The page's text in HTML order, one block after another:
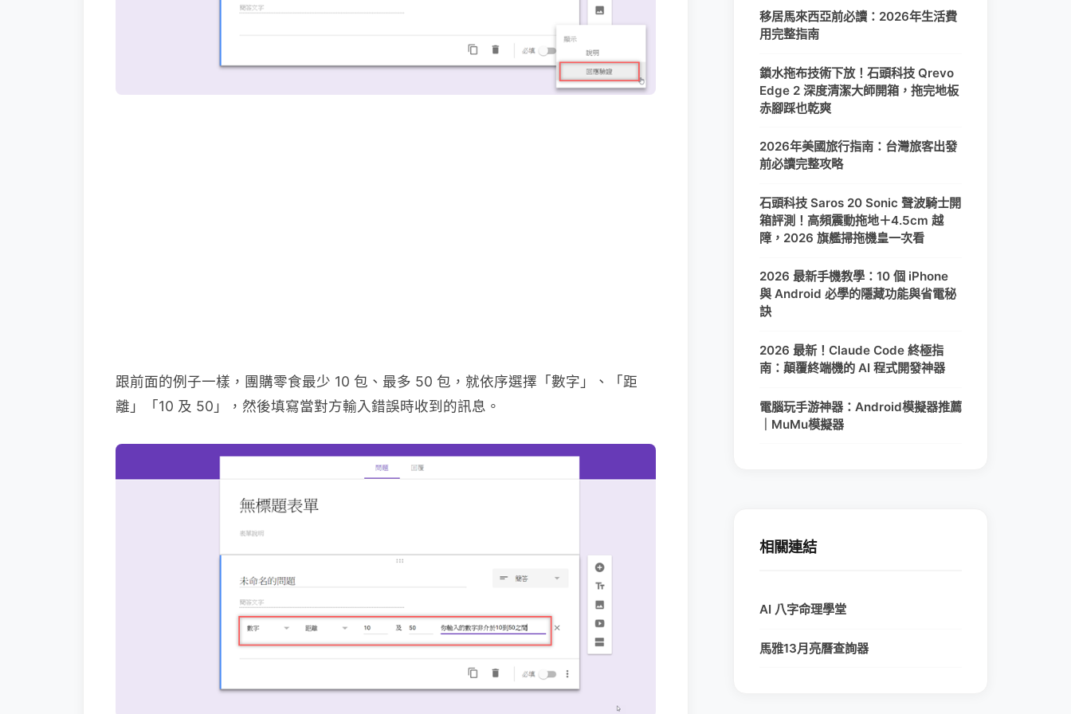
跟前面的例子一樣，團購零食最少 10 包、最多 50 包，就依序選擇「數字」、「距
離」「10 及 50」，然後填寫當對方輸入錯誤時收到的訊息。
移居馬來西亞前必讀：2026年生活費
用完整指南
鎖水拖布技術下放！石頭科技 Qrevo
Edge 2 深度清潔大師開箱，拖完地板
赤腳踩也乾爽
2026年美國旅行指南：台灣旅客出發
前必讀完整攻略
石頭科技 Saros 20 Sonic 聲波騎士開
箱評測！高頻震動拖地＋4.5cm 越
障，2026 旗艦掃拖機皇一次看
2026 最新手機教學：10 個 iPhone
與 Android 必學的隱藏功能與省電秘
訣
2026 最新！Claude Code 終極指
南：顛覆終端機的 AI 程式開發神器
電腦玩手游神器：Android模擬器推薦
｜MuMu模擬器
相關連結
AI 八字命理學堂
馬雅13月亮曆查詢器